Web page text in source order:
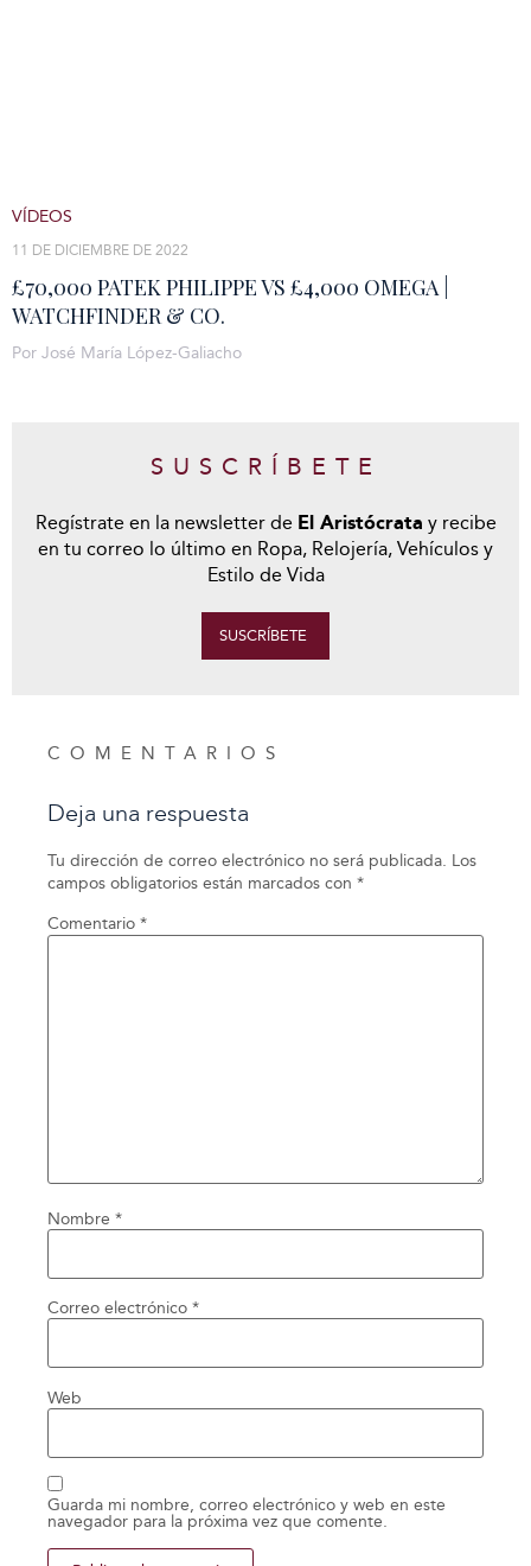
£70,000 PATEK PHILIPPE VS £4,000 OMEGA |
WATCHFINDER & CO.
11 DE DICIEMBRE DE 2022
VÍDEOS
Por José María López-Galiacho
SUSCRÍBETE
Regístrate en la newsletter de El Aristócrata y recibe
en tu correo lo último en Ropa, Relojería, Vehículos y
Estilo de Vida
SUSCRÍBETE
COMENTARIOS
Deja una respuesta
Tu dirección de correo electrónico no será publicada. Los
campos obligatorios están marcados con *
Comentario *
Nombre *
Correo electrónico *
Web
Guarda mi nombre, correo electrónico y web en este
navegador para la próxima vez que comente.